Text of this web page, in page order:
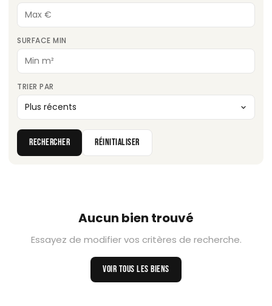
SURFACE MIN
TRIER PAR
RECHERCHER RÉINITIALISER
Aucun bien trouvé
Essayez de modifier vos critères de recherche.
VOIR TOUS LES BIENS